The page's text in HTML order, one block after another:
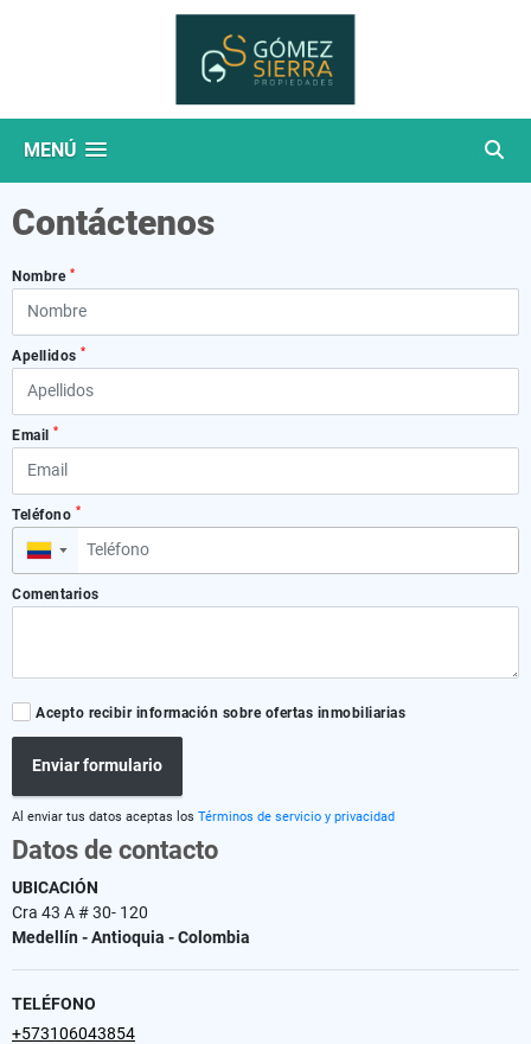
MENÚ
Contáctenos
Nombre *
Apellidos *
Email *
Teléfono *
▼
Comentarios
Acepto recibir información sobre ofertas inmobiliarias
Enviar formulario
Al enviar tus datos aceptas los Términos de servicio y privacidad
Datos de contacto
UBICACIÓN
Cra 43 A # 30- 120
Medellín - Antioquia - Colombia
TELÉFONO
+573106043854